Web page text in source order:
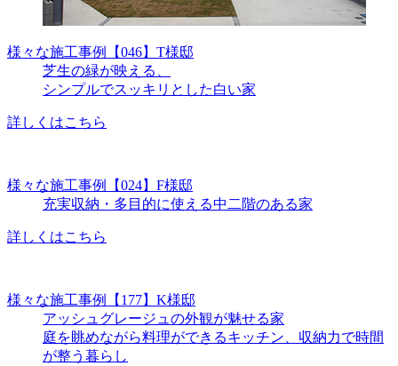
様々な施工事例
【046】T様邸
芝生の緑が映える、
シンプルでスッキリとした白い家
詳しくはこちら
様々な施工事例
【024】F様邸
充実収納・多目的に使える中二階のある家
詳しくはこちら
様々な施工事例
【177】K様邸
アッシュグレージュの外観が魅せる家
庭を眺めながら料理ができるキッチン、収納力で時間
が整う暮らし